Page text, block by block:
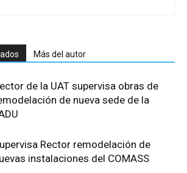
Más del autor
de la UAT supervisa obras de
de nueva sede de la
Rector remodelación de
instalaciones del COMASS